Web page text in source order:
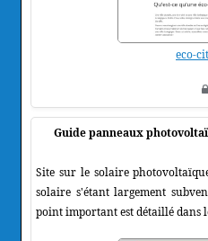
eco-
Guide panneaux
Site sur le solaire
solaire s'étant largement
point important est détaillé dans